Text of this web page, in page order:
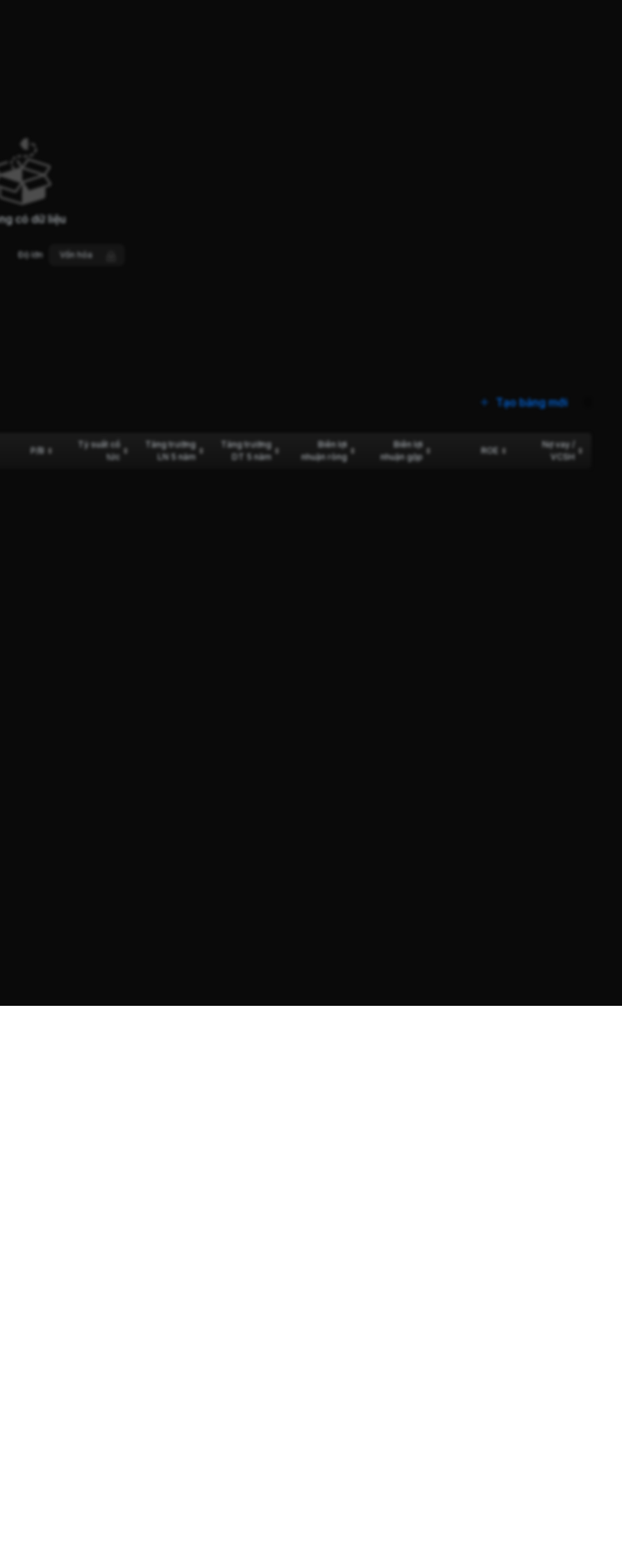
có dữ liệu
Độ lớn Vốn hóa
Tạo bảng mới
P/B
Tỷ suất cổ
tức
Tăng trưởng
LN 5 năm
Tăng trưởng
DT 5 năm
Biên lợi
nhuận ròng
Biên lợi
nhuận gộp
ROE
Nợ vay /
VCSH